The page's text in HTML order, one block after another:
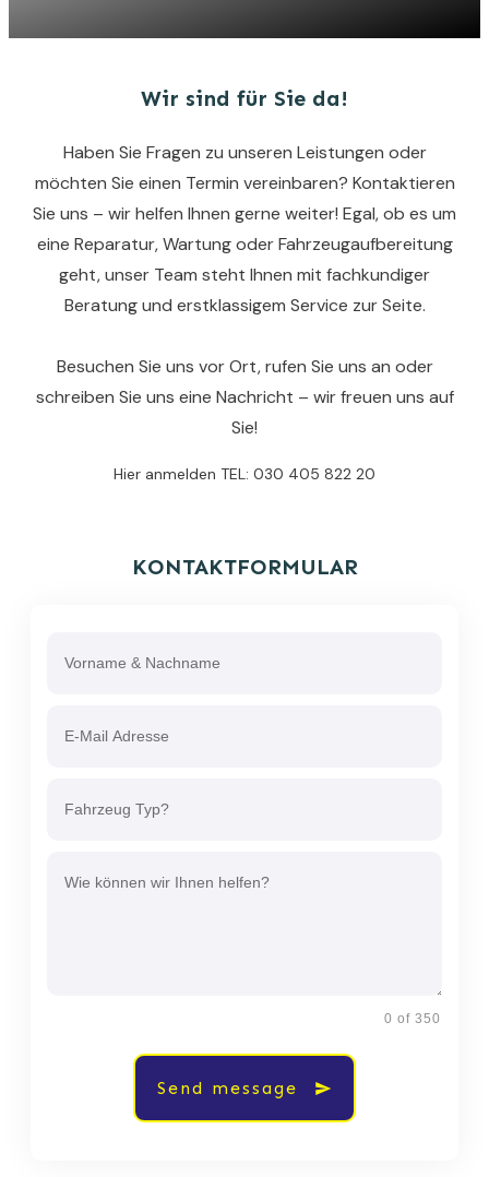
Wir sind für Sie da!
Haben Sie Fragen zu unseren Leistungen oder
möchten Sie einen Termin vereinbaren? Kontaktieren
Sie uns – wir helfen Ihnen gerne weiter! Egal, ob es um
eine Reparatur, Wartung oder Fahrzeugaufbereitung
geht, unser Team steht Ihnen mit fachkundiger
Beratung und erstklassigem Service zur Seite.
Besuchen Sie uns vor Ort, rufen Sie uns an oder
schreiben Sie uns eine Nachricht – wir freuen uns auf
Sie!
Hier anmelden TEL: 030 405 822 20
KONTAKTFORMULAR
0 of 350
Send message